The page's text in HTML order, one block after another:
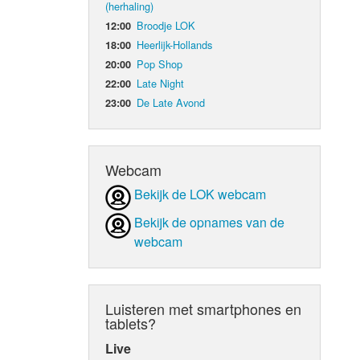
(herhaling)
12:00 Broodje LOK
18:00 Heerlijk-Hollands
20:00 Pop Shop
22:00 Late Night
23:00 De Late Avond
Webcam
Bekijk de LOK webcam
Bekijk de opnames van de
webcam
Luisteren met smartphones en
tablets?
Live